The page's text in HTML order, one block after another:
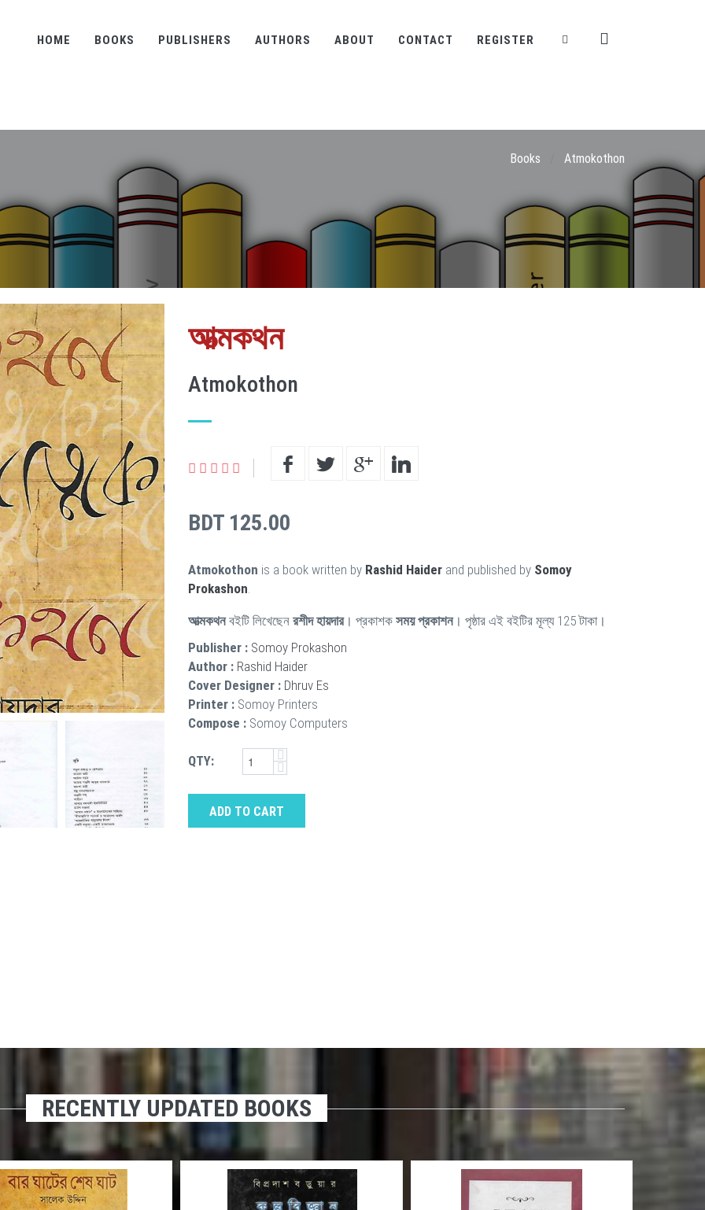
HOME BOOKS PUBLISHERS AUTHORS ABOUT CONTACT REGISTER
Books Atmokothon
আত্মকথন
Atmokothon
BDT 125.00
Atmokothon is a book written by Rashid Haider and published by Somoy
Prokashon.
আত্মকথনবইটি লিখেছেন রশীদ হায়দার। প্রকাশক সময় প্রকাশন। পৃষ্ঠার এই বইটির মূল্য 125 টাকা।
Publisher : Somoy Prokashon
Author : Rashid Haider
Cover Designer : Dhruv Es
Printer : Somoy Printers
Compose : Somoy Computers
QTY:
ADD TO CART
RECENTLY UPDATED BOOKS
ডাইনামিক
দেশের সেরা ওয়েব হোস্টিং প্রোভাইডার ইন বাংলাদেশ